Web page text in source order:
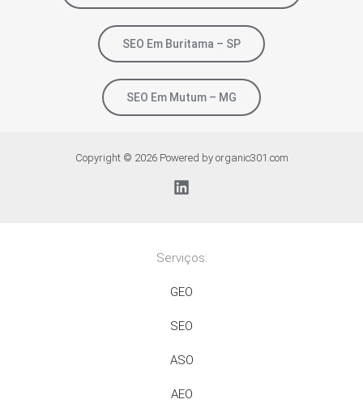
SEO Em Buritama – SP
SEO Em Mutum – MG
Copyright © 2026 Powered by organic301.com
Serviços:
GEO
SEO
ASO
AEO